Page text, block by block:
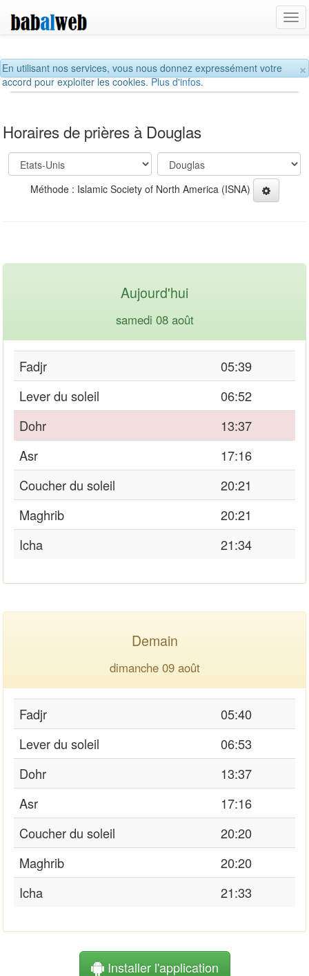
×
En utilisant nos services, vous nous donnez expressément votre
accord pour exploiter les cookies.Plus d'infos.
Horaires de prières à Douglas
Méthode : Islamic Society of North America (ISNA)
Aujourd'hui
samedi 08 août
Fadjr
05:39
Lever du soleil
06:52
Dohr
13:37
Asr
17:16
Coucher du soleil
20:21
Maghrib
20:21
Icha
21:34
Demain
dimanche 09 août
Fadjr
05:40
Lever du soleil
06:53
Dohr
13:37
Asr
17:16
Coucher du soleil
20:20
Maghrib
20:20
Icha
21:33
Installer l'application